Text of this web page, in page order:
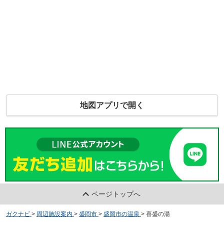
地図アプリで開く
ページトップへ
ガクナビ > 周辺施設案内 > 盛岡市 > 盛岡市の温泉 > 喜盛の湯